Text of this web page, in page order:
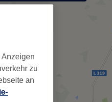
,
zu
an